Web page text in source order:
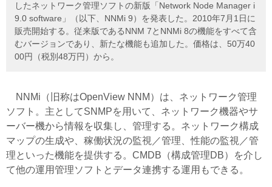
したネットワーク管理ソフトの新版「Network Node Manager i
9.0 software」（以下、NNMi 9）を発表した。2010年7月1日に
販売開始する。従来版であるNNM 7とNNMi 8の機能をすべて含
むバージョンであり、新たな機能も追加した。価格は、50万40
00円（税別48万円）から。
NNMi（旧称はOpenView NNM）は、ネットワーク管理
ソフト。主としてSNMPを用いて、ネットワーク機器やサ
ーバー機から情報を収集し、管理する。ネットワーク構成
マップの生成や、稼働状況の監視／管理、性能の監視／管
理といった機能を提供する。CMDB（構成管理DB）を介し
て他の運用管理ソフトとデータ連携する運用もできる。